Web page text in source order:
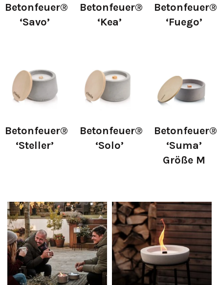
Betonfeuer®
‘Savo’
Betonfeuer®
‘Kea’
Betonfeuer®
‘Fuego’
Größe:
14cmx14cmx10cm
Betonfeuer®
‘Steller’
Größe:
14cmx14cmx10cm
Betonfeuer®
‘Solo’
Größe:
Betonfeuer®
‘Suma’
Größe M